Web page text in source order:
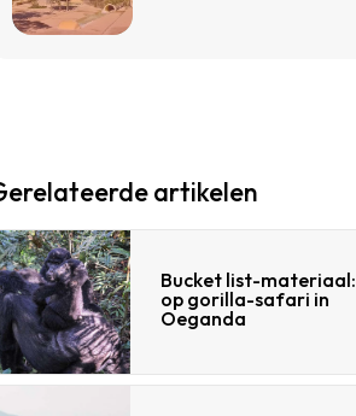
artikelen
Bucket list-materiaal:
op gorilla-safari in
Oeganda